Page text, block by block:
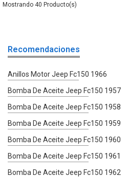
40
Recomendaciones
Anillos Motor Jeep Fc150 1966
Bomba De Aceite Jeep Fc150 1957
Bomba De Aceite Jeep Fc150 1958
Bomba De Aceite Jeep Fc150 1959
Bomba De Aceite Jeep Fc150 1960
Bomba De Aceite Jeep Fc150 1961
Bomba De Aceite Jeep Fc150 1962